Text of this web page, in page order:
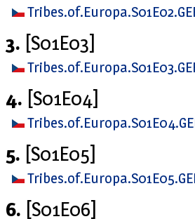
3. [S01E03]
4. [S01E04]
5. [S01E05]
6. [S01E06]